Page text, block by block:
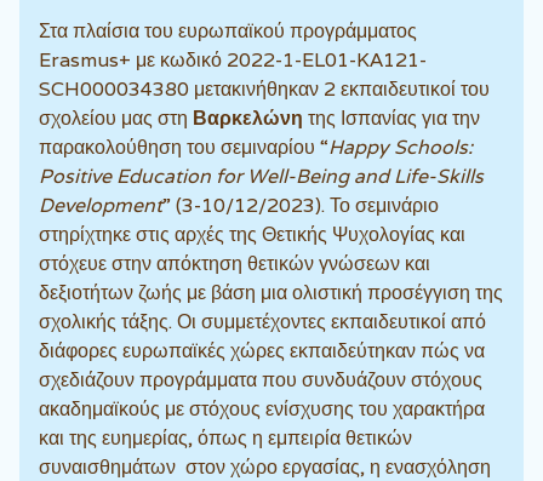
Στα πλαίσια του ευρωπαϊκού προγράμματος
Erasmus+ με κωδικό 2022-1-EL01-KA121-
SCH000034380 μετακινήθηκαν 2 εκπαιδευτικοί του
σχολείου μας στη Βαρκελώνη της Ισπανίας για την
παρακολούθηση του σεμιναρίου “Happy Schools:
Positive Education for Well-Being and Life-Skills
Development” (3-10/12/2023). Το σεμινάριο
στηρίχτηκε στις αρχές της Θετικής Ψυχολογίας και
στόχευε στην απόκτηση θετικών γνώσεων και
δεξιοτήτων ζωής με βάση μια ολιστική προσέγγιση της
σχολικής τάξης. Οι συμμετέχοντες εκπαιδευτικοί από
διάφορες ευρωπαϊκές χώρες εκπαιδεύτηκαν πώς να
σχεδιάζουν προγράμματα που συνδυάζουν στόχους
ακαδημαϊκούς με στόχους ενίσχυσης του χαρακτήρα
και της ευημερίας, όπως η εμπειρία θετικών
συναισθημάτων στον χώρο εργασίας, η ενασχόληση